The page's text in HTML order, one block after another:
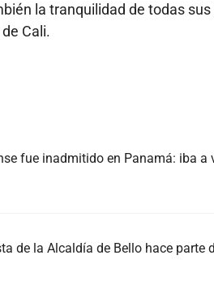
la tranquilidad de todas
Cali.
fue inadmitido en Panamá: iba
de la Alcaldía de Bello hace parte